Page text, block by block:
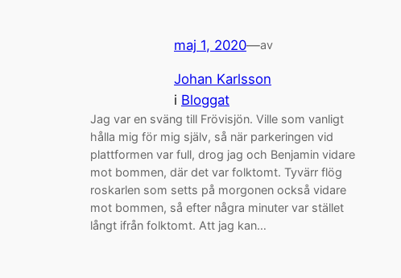
maj 1, 2020—av
Johan Karlsson
i Bloggat
Jag var en sväng till Frövisjön. Ville som vanligt
hålla mig för mig själv, så när parkeringen vid
plattformen var full, drog jag och Benjamin vidare
mot bommen, där det var folktomt. Tyvärr flög
roskarlen som setts på morgonen också vidare
mot bommen, så efter några minuter var stället
långt ifrån folktomt. Att jag kan…